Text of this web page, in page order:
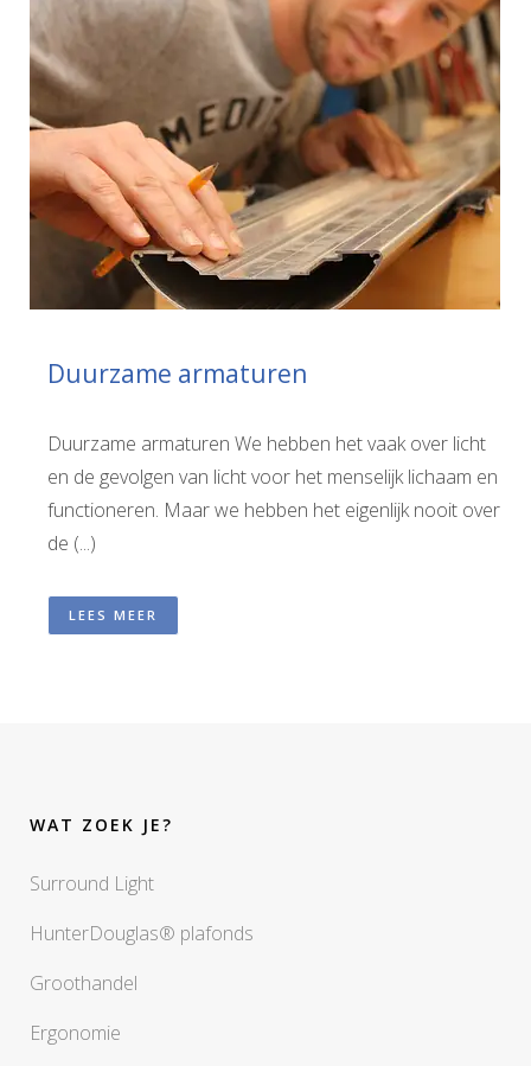
Duurzame armaturen
Duurzame armaturen We hebben het vaak over licht
en de gevolgen van licht voor het menselijk lichaam en
functioneren. Maar we hebben het eigenlijk nooit over
de (...)
LEES MEER
WAT ZOEK JE?
Surround Light
HunterDouglas® plafonds
Groothandel
Ergonomie